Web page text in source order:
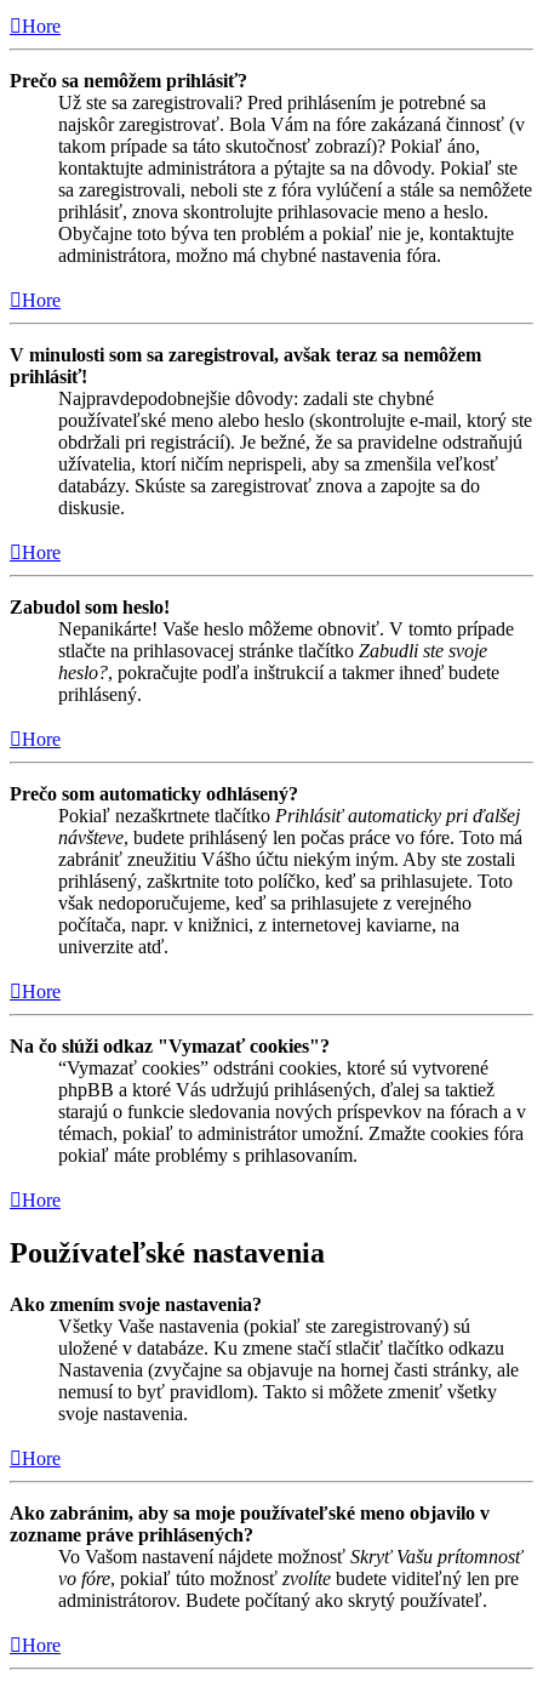
Hore
Prečo sa nemôžem prihlásiť?
Už ste sa zaregistrovali? Pred prihlásením je potrebné sa
najskôr zaregistrovať. Bola Vám na fóre zakázaná činnosť (v
takom prípade sa táto skutočnosť zobrazí)? Pokiaľ áno,
kontaktujte administrátora a pýtajte sa na dôvody. Pokiaľ ste
sa zaregistrovali, neboli ste z fóra vylúčení a stále sa nemôžete
prihlásiť, znova skontrolujte prihlasovacie meno a heslo.
Obyčajne toto býva ten problém a pokiaľ nie je, kontaktujte
administrátora, možno má chybné nastavenia fóra.
Hore
V minulosti som sa zaregistroval, avšak teraz sa nemôžem
prihlásiť!
Najpravdepodobnejšie dôvody: zadali ste chybné
používateľské meno alebo heslo (skontrolujte e-mail, ktorý ste
obdržali pri registrácií). Je bežné, že sa pravidelne odstraňujú
užívatelia, ktorí ničím neprispeli, aby sa zmenšila veľkosť
databázy. Skúste sa zaregistrovať znova a zapojte sa do
diskusie.
Hore
Zabudol som heslo!
Nepanikárte! Vaše heslo môžeme obnoviť. V tomto prípade
stlačte na prihlasovacej stránke tlačítko Zabudli ste svoje
heslo?, pokračujte podľa inštrukcií a takmer ihneď budete
prihlásený.
Hore
Prečo som automaticky odhlásený?
Pokiaľ nezaškrtnete tlačítko Prihlásiť automaticky pri ďalšej
návšteve, budete prihlásený len počas práce vo fóre. Toto má
zabrániť zneužitiu Vášho účtu niekým iným. Aby ste zostali
prihlásený, zaškrtnite toto políčko, keď sa prihlasujete. Toto
však nedoporučujeme, keď sa prihlasujete z verejného
počítača, napr. v knižnici, z internetovej kaviarne, na
univerzite atď.
Hore
Na čo slúži odkaz "Vymazať cookies"?
“Vymazať cookies” odstráni cookies, ktoré sú vytvorené
phpBB a ktoré Vás udržujú prihlásených, ďalej sa taktiež
starajú o funkcie sledovania nových príspevkov na fórach a v
témach, pokiaľ to administrátor umožní. Zmažte cookies fóra
pokiaľ máte problémy s prihlasovaním.
Hore
Používateľské nastavenia
Ako zmením svoje nastavenia?
Všetky Vaše nastavenia (pokiaľ ste zaregistrovaný) sú
uložené v databáze. Ku zmene stačí stlačiť tlačítko odkazu
Nastavenia (zvyčajne sa objavuje na hornej časti stránky, ale
nemusí to byť pravidlom). Takto si môžete zmeniť všetky
svoje nastavenia.
Hore
Ako zabránim, aby sa moje používateľské meno objavilo v
zozname práve prihlásených?
Vo Vašom nastavení nájdete možnosť Skryť Vašu prítomnosť
vo fóre, pokiaľ túto možnosť zvolíte budete viditeľný len pre
administrátorov. Budete počítaný ako skrytý používateľ.
Hore